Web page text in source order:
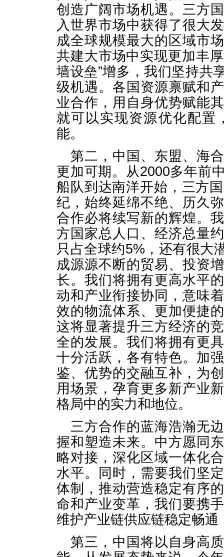
创造广阔市场机遇。三方
入世界市场中获得了很大
成全球规模最大的区域市
共建大市场中实现更加丰
墙设垒”增多，我们坚持共
级机遇。各国资源禀赋和
业合作，用自身优势赋能
就可以实现资源优化配置
能。
第二，中国、东盟、海
更加可期。从2000多年前
船队到达南洋开始，三方
纪，始终延绵不绝、历久
合作必将续写新的辉煌。
方国家总人口、经济总量
只占全球约5%，还有很大
成源源不断的贸易、投资
长。我们将拥有更高水平
动和产业衔接协同，意味
效的物流体系、更加便捷
这将显著提升三方经济的
全的发展。我们将拥有更
十分活跃，各有特色。加
鉴、优势的交融互补，为
用场景，孕育更多新产业
格局中的实力和地位。
三方合作的蓝海浩瀚无
握和塑造未来。中方愿同
略对接，深化区域一体化
水平。同时，需要我们坚
体制，推动营造稳定有序
命和产业变革，我们要携
维护产业链供应链稳定畅
第三，中国将以自身高